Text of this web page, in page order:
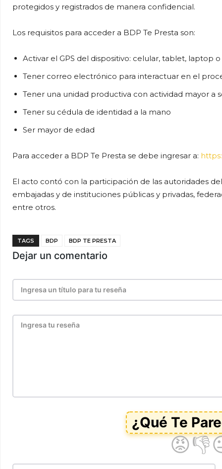
protegidos y registrados de manera confidencial.
Los requisitos para acceder a BDP Te Presta son:
Activar el GPS del dispositivo: celular, tablet, laptop
Tener correo electrónico para interactuar en el
Tener una unidad productiva con actividad mayor a
Tener su cédula de identidad a la mano
Ser mayor de edad
Para acceder a BDP Te Presta se debe ingresar a:
El acto contó con la participación de las autoridades
embajadas y de instituciones públicas y privadas,
entre otros.
TAGS BDP BDP TE PRESTA
Dejar un comentario